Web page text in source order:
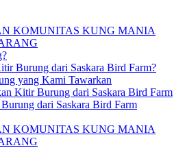
KOMUNITAS KUNG MANIA
Burung dari Saskara Bird Farm?
yang Kami Tawarkan
Kitir Burung dari Saskara Bird Farm
dari Saskara Bird Farm
KOMUNITAS KUNG MANIA